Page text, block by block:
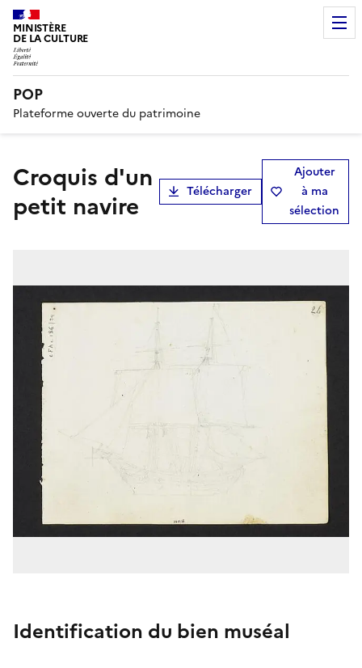
MINISTÈRE
DE LA CULTURE
POP
Plateforme ouverte du patrimoine
Croquis d'un
petit navire
Télécharger
Ajouter
à ma
sélection
Identification du bien muséal